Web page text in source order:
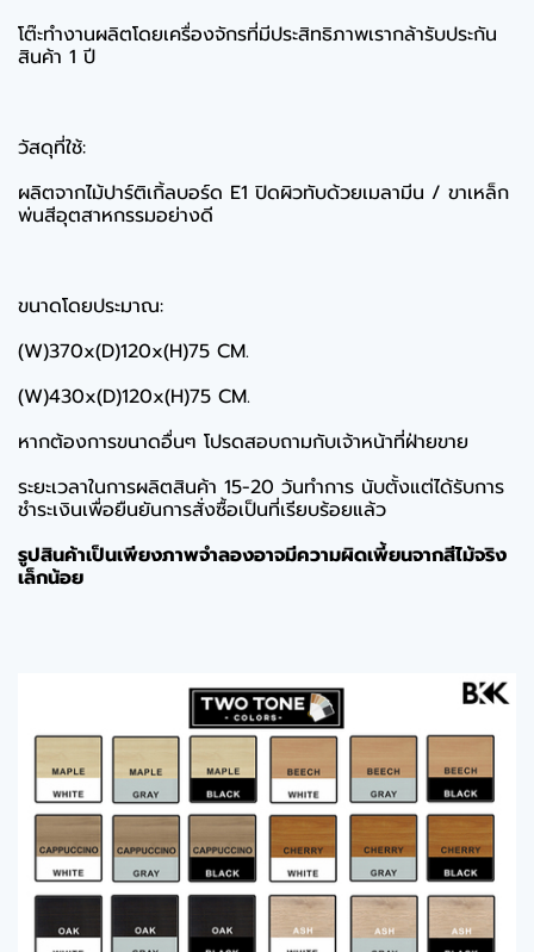
โต๊ะทำงานผลิตโดยเครื่องจักรที่มีประสิทธิภาพเรากล้ารับประกัน
สินค้า 1 ปี
วัสดุที่ใช้:
ผลิตจากไม้ปาร์ติเกิ้ลบอร์ด E1 ปิดผิวทับด้วยเมลามีน / ขาเหล็ก
พ่นสีอุตสาหกรรมอย่างดี
ขนาดโดยประมาณ:
(W)370x(D)120x(H)75 CM.
(W)430x(D)120x(H)75 CM.
หากต้องการขนาดอื่นๆ โปรดสอบถามกับเจ้าหน้าที่ฝ่ายขาย
ระยะเวลาในการผลิตสินค้า 15-20 วันทำการ นับตั้งแต่ได้รับการ
ชำระเงินเพื่อยืนยันการสั่งซื้อเป็นที่เรียบร้อยแล้ว
รูปสินค้าเป็นเพียงภาพจำลองอาจมีความผิดเพี้ยนจากสีไม้จริง
เล็กน้อย